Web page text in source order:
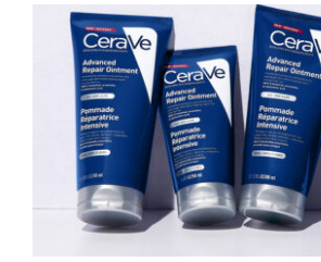
Larger